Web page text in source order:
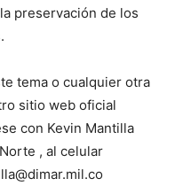
preservación de los
tema o cualquier otra
sitio web oficial
con Kevin Mantilla
, al celular